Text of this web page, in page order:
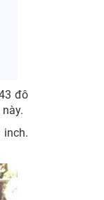
đô
inch.